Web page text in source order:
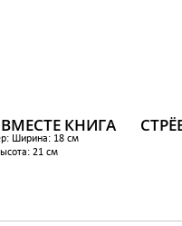
КНИГА
Ширина: 18 см
21 см